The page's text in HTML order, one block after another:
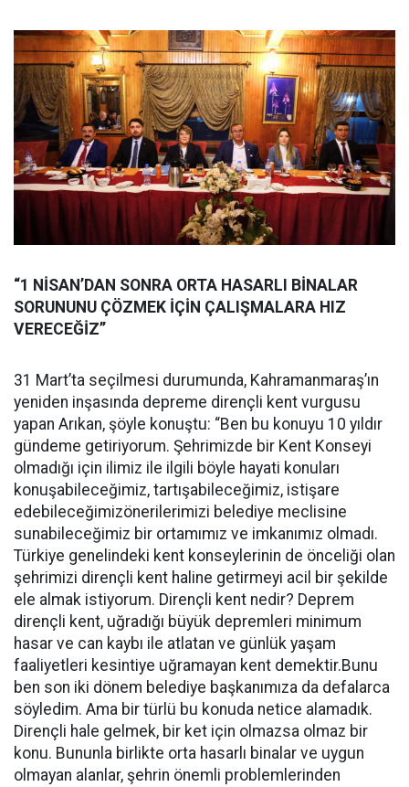
“1 NİSAN’DAN SONRA ORTA HASARLI BİNALAR
SORUNUNU ÇÖZMEK İÇİN ÇALIŞMALARA HIZ
VERECEĞİZ’’
31 Mart’ta seçilmesi durumunda, Kahramanmaraş’ın
yeniden inşasında depreme dirençli kent vurgusu
yapan Arıkan, şöyle konuştu: “Ben bu konuyu 10 yıldır
gündeme getiriyorum. Şehrimizde bir Kent Konseyi
olmadığı için ilimiz ile ilgili böyle hayati konuları
konuşabileceğimiz, tartışabileceğimiz, istişare
edebileceğimizönerilerimizi belediye meclisine
sunabileceğimiz bir ortamımız ve imkanımız olmadı.
Türkiye genelindeki kent konseylerinin de önceliği olan
şehrimizi dirençli kent haline getirmeyi acil bir şekilde
ele almak istiyorum. Dirençli kent nedir? Deprem
dirençli kent, uğradığı büyük depremleri minimum
hasar ve can kaybı ile atlatan ve günlük yaşam
faaliyetleri kesintiye uğramayan kent demektir.Bunu
ben son iki dönem belediye başkanımıza da defalarca
söyledim. Ama bir türlü bu konuda netice alamadık.
Dirençli hale gelmek, bir ket için olmazsa olmaz bir
konu. Bununla birlikte orta hasarlı binalar ve uygun
olmayan alanlar, şehrin önemli problemlerinden